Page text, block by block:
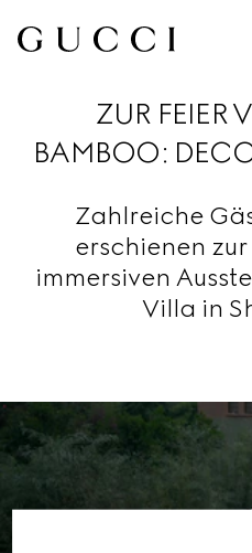
ZUR FEIER
BAMBOO:
Zahlreiche
erschienen
immersiven
Villa in